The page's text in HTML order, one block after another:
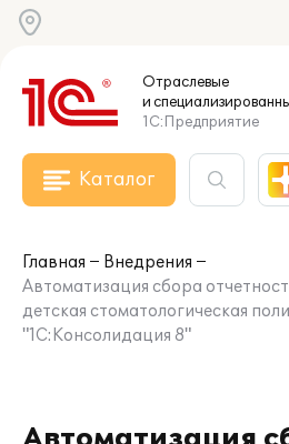
Отраслевые
и
1С:Предприятие
Каталог
Главная
Внедрения
Автоматизация сбора
детская стоматологическая
"1С:Консолидация 8"